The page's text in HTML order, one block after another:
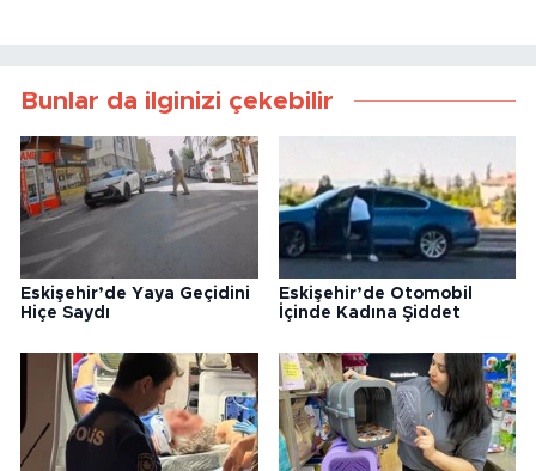
Bunlar da ilginizi çekebilir
Eskişehir’de Yaya Geçidini
Hiçe Saydı
Eskişehir’de Otomobil
İçinde Kadına Şiddet